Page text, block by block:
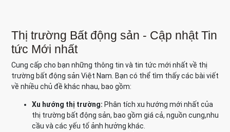
Thị trường Bất động sản - Cập nhật Tin
tức Mới nhất
Cung cấp cho bạn những thông tin và tin tức mới nhất về thị
trường bất động sản Việt Nam. Bạn có thể tìm thấy các bài viết
về nhiều chủ đề khác nhau, bao gồm:
Xu hướng thị trường: Phân tích xu hướng mới nhất của
thị trường bất động sản, bao gồm giá cả, nguồn cung,nhu
cầu và các yếu tố ảnh hưởng khác.